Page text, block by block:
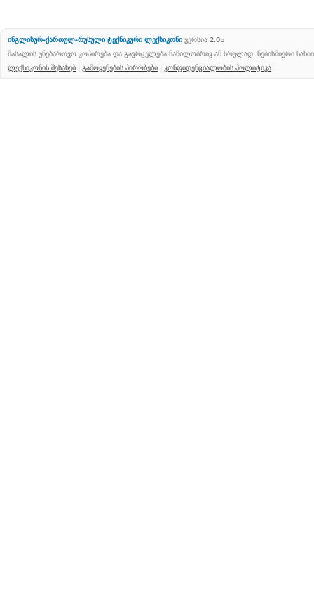
ინგლისურ-ქართულ-რუსული ტექნიკური ლექსიკონი ვერსია 2.0b
მასალის უნებართვო კოპირება და გავრცელება ნაწილობრივ ან სრულად, ნებისმიერი
ლექსიკონის შესახებ | გამოყენების პირობები | კონფიდენციალობის პოლიტიკა